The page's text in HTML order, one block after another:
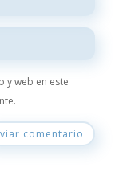
y web en este
comentario